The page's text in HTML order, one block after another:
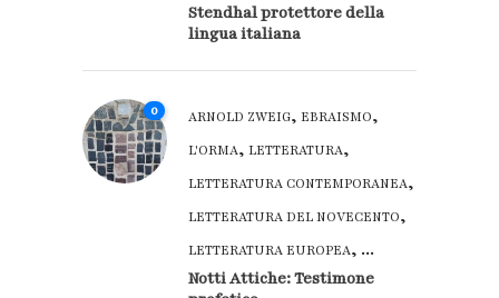
Stendhal protettore della
lingua italiana
0 ARNOLD ZWEIG, EBRAISMO,
L'ORMA, LETTERATURA,
LETTERATURA CONTEMPORANEA,
LETTERATURA DEL NOVECENTO,
LETTERATURA EUROPEA, ...
Notti Attiche: Testimone